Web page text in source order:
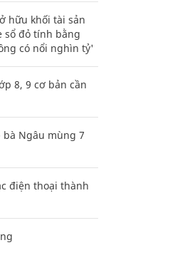
hữu khối tài sản
sổ đỏ tính bằng
có nổi nghìn tỷ'
8, 9 cơ bản cần
Ngâu mùng 7
điện thoại thành